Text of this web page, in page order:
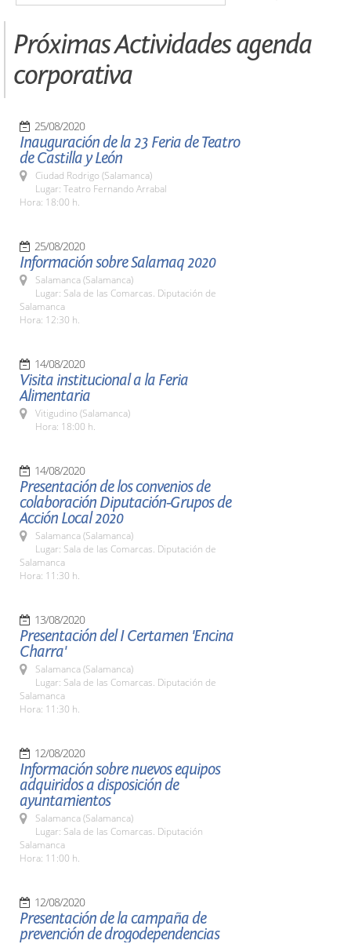
Próximas Actividades agenda
corporativa
25/08/2020
Inauguración de la 23 Feria de Teatro
de Castilla y León
Ciudad Rodrigo (Salamanca)
Lugar: Teatro Fernando Arrabal
Hora: 18:00 h.
25/08/2020
Información sobre Salamaq 2020
Salamanca (Salamanca)
Lugar: Sala de las Comarcas. Diputación de
Salamanca
Hora: 12:30 h.
14/08/2020
Visita institucional a la Feria
Alimentaria
Vitigudino (Salamanca)
Hora: 18:00 h.
14/08/2020
Presentación de los convenios de
colaboración Diputación-Grupos de
Acción Local 2020
Salamanca (Salamanca)
Lugar: Sala de las Comarcas. Diputación de
Salamanca
Hora: 11:30 h.
13/08/2020
Presentación del I Certamen 'Encina
Charra'
Salamanca (Salamanca)
Lugar: Sala de las Comarcas. Diputación de
Salamanca
Hora: 11:30 h.
12/08/2020
Información sobre nuevos equipos
adquiridos a disposición de
ayuntamientos
Salamanca (Salamanca)
Lugar: Sala de las Comarcas. Diputación
Salamanca
Hora: 11:00 h.
12/08/2020
Presentación de la campaña de
prevención de drogodependencias